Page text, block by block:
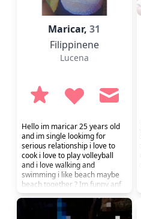
Maricar,31
Filippinene
Lucena
Hello im maricar 25 years old
and im single lookimg for
serious relationship i love to
cook i love to play volleyball
and i love walking and
swimming i like beach maybe
beach together ? Im funny anf
kind sweet and also honest im
here to find friends amybe
serious raltionship that leads fir